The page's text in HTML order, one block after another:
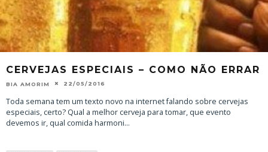
CERVEJAS ESPECIAIS – COMO NÃO ERRAR
BIA AMORIM 22/05/2016
Toda semana tem um texto novo na internet falando sobre cervejas
especiais, certo? Qual a melhor cerveja para tomar, que evento
devemos ir, qual comida harmoni...